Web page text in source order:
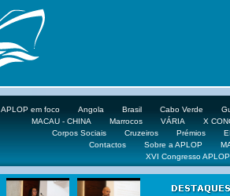
APLOP em foco Angola Brasil Cabo Verde
MACAU - CHINA
Marrocos VÁRIA
X
Corpos Sociais
Cruzeiros Prémios
Contactos
Sobre a APLOP
XVI Congresso APLOP